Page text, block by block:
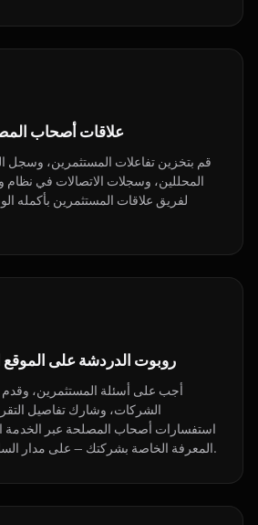
علاقات أصحاب
قم بتخزين تفاعلات المستثمرين، وسجل
المحللين، وسجلات الاتصالات في نظام
لفريق علاقات المستثمرين بأكمله
روبوت الدردشة على الموقع
أجب على أسئلة المستثمرين،
الشركات، وشارك تفاصيل
استفسارات أصحاب المصلحة عبر الخدمة
المعرفة الخاصة بشركتك — على مدار الساعة طوال أيام الأسبوع.